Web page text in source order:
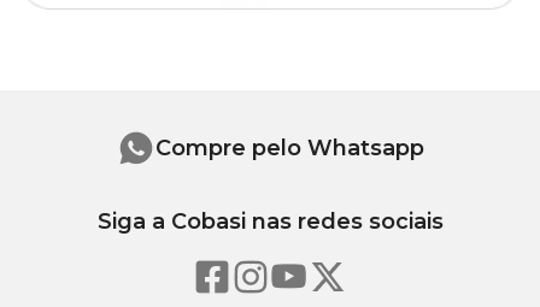
Altura (cm)
(cm)
Compre pelo Whatsapp
Siga a Cobasi nas redes sociais